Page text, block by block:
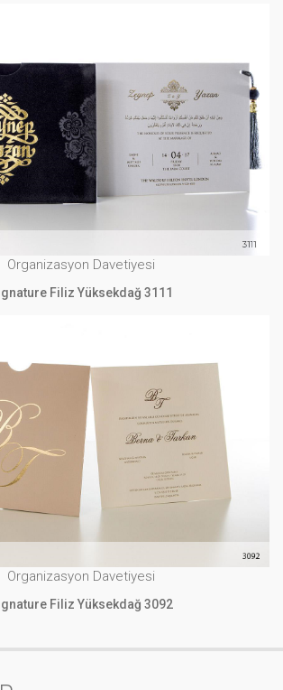
Organizasyon Davetiyesi
Filiz Yüksekdağ 3111
İNCELE
Organizasyon Davetiyesi
Filiz Yüksekdağ 3111
Organizasyon Davetiyesi
Filiz Yüksekdağ 3092
İNCELE
Organizasyon Davetiyesi
Filiz Yüksekdağ 3092